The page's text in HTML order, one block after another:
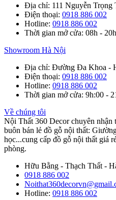
Địa chỉ: 111 Nguyễn
Điện thoại: 0918 886 002
Hotline: 0918 886 002
Thời gian mở cửa: 08h - 20h
Showroom Hà Nội
Địa chỉ: Đường Đa Khoa -
Điện thoại: 0918 886 002
Hotline: 0918 886 002
Thời gian mở cửa: 9h:00 -
Về chúng tôi
Nội Thất 360 Decor chuyên nhận
buôn bán lẻ đồ gỗ nội thất:
học...cung cấp đồ gỗ nội thất giá
phòng.
Hữu Bằng - Thạch Thất -
0918 886 002
Hotline: 0918 886 002